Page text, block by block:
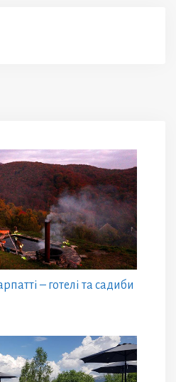
– готелі та садиби